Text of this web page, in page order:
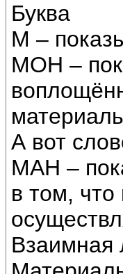
Буква
М –
МОН –
А вот
МАН –
в том,
Взаимная